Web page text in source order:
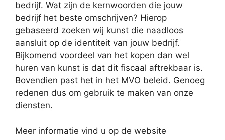
bedrijf. Wat zijn de kernwoorden die jouw
bedrijf het beste omschrijven? Hierop
gebaseerd zoeken wij kunst die naadloos
aansluit op de identiteit van jouw bedrijf.
Bijkomend voordeel van het kopen dan wel
huren van kunst is dat dit fiscaal aftrekbaar is.
Bovendien past het in het MVO beleid. Genoeg
redenen dus om gebruik te maken van onze
diensten.
Meer informatie vind u op de website